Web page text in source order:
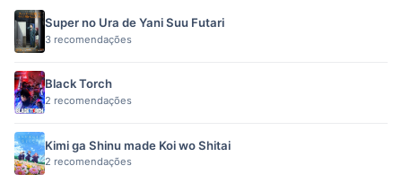
Super no Ura de Yani Suu Futari
3 recomendações
Black Torch
2 recomendações
Kimi ga Shinu made Koi wo Shitai
2 recomendações